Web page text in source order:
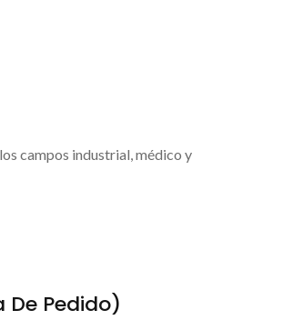
campos industrial, médico y
Pedido)